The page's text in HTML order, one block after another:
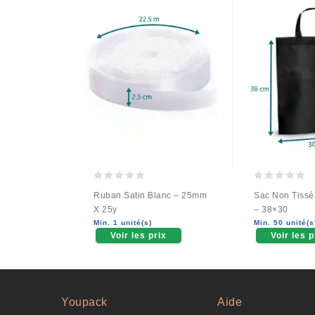
out
of
5
Ruban Satin Blanc – 25mm
X 25y
Min. 1 unité(s)
Voir les prix
out
of
5
Sac Non
– 38×30
Min. 50
Voir les
Youpack Aide